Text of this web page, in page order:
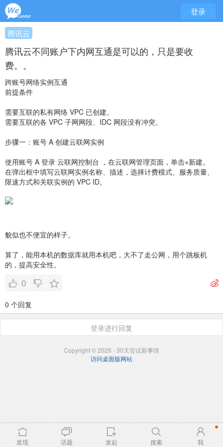
登录
腾讯云
腾讯云不同账户下内网互通是可以的，只是要收
费。。
跨账号网络实例互通
前提条件
需要互联的私有网络 VPC 已创建。
需要互联的各 VPC 子网网段、IDC 网段没有冲突。
步骤一：账号 A 创建云联网实例
使用账号 A 登录 云联网控制台 ，在云联网管理页面，单击+新建。
在弹出框中填写云联网实例名称、描述，选择计费模式、服务质量、
限速方式和关联实例的 VPC ID。
貌似也不便宜的样子。
算了，能用本机的数据库就用本机吧，大不了走公网，用个跳板机
的，提高安全性。
0
0 个回复
登录进行回复
Copyright © 2026 - 30天尝试新事情
访问桌面版网站
发现 话题 发起 搜索 我